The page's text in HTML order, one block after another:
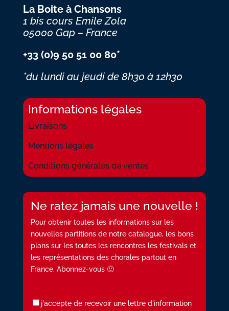
La Boite à Chansons
1 bis cours Emile Zola
05000 Gap – France
+33 (0)9 50 51 00 80*
*du lundi au jeudi de 8h30 à 12h30
Informations légales
Livraisons
Mentions légales
Conditions générales de ventes
Ne ratez jamais une nouvelle !
Pour obtenir toutes les informations sur les
nouvelles partitions de notre catalogue, les bons
plans sur les toutes les rencontres les festivals et
les représentations des chorales partout en
France. Abonnez-vous 🙂
j'accepte de recevoir une lettre d'information